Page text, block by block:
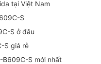
tại Việt Nam
S
S ở đâu
S giá rẻ
B609C-S mới nhất